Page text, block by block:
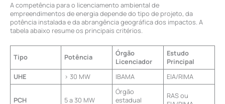
A competência para o licenciamento ambiental de
empreendimentos de energia depende do tipo de projeto, da
potência instalada e da abrangência geográfica dos impactos. A
tabela abaixo resume os principais critérios.
Tipo Potência
Órgão
Licenciador
Estudo
Principal
UHE
> 30 MW IBAMA EIA/RIMA
PCH 5 a 30 MW
Órgão
estadual
RAS ou